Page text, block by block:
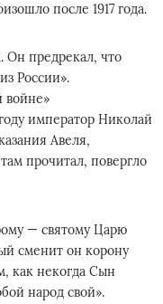
после 1917 года.
Он предрекал, что
России».
войне»
император Николай
Авеля,
прочитал, повергло
— святому Царю
сменит он корону
как некогда Сын
народ свой».